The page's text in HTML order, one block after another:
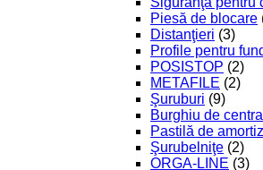
Piesă de blocare
Distanţieri (3)
Profile pentru
POSISTOP (2)
METAFILE (2)
Şuruburi (9)
Burghiu de
Pastilă de
Şurubelniţe (2)
ORGA-LINE (3)